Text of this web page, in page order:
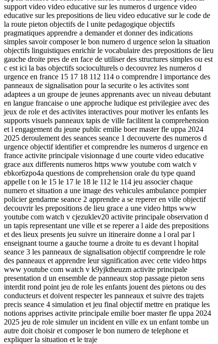
support video video educative sur les numeros d urgence video
educative sur les prepositions de lieu video educative sur le code de
la route pieton objectifs de l unite pedagogique objectifs
pragmatiques apprendre a demander et donner des indications
simples savoir composer le bon numero d urgence selon la situation
objectifs linguistiques enrichir le vocabulaire des prepositions de lieu
gauche droite pres de en face de utiliser des structures simples ou est
c est ici la bas objectifs socioculturels o decouvrez les numeros d
urgence en france 15 17 18 112 114 o comprendre l importance des
panneaux de signalisation pour la securite o les activites sont
adaptees a un groupe de jeunes apprenants avec un niveau debutant
en langue francaise o une approche ludique est privilegiee avec des
jeux de role et des activites interactives pour motiver les enfants les
supports visuels panneaux tapis de ville facilitent la comprehension
et l engagement du jeune public emilie boer master fle uppa 2024
2025 deroulement des seances seance 1 decouverte des numeros d
urgence objectif identifier et comprendre les numeros d urgence en
france activite principale visionnage d une courte video educative
grace aux differents numeros https www youtube com watch v
ebkor6zpo4a questions de comprehension orale du type quand
appelle t on le 15 le 17 le 18 le 112 le 114 jeu associer chaque
numero et situation a une image des vehicules ambulance pompier
policier gendarme seance 2 apprendre a se reperer en ville objectif
decouvrir les prepositions de lieu grace a une video https www
youtube com watch v cjezuklev20 activite principale observation d
un tapis representant une ville et se reperer a l aide des prepositions
et des lieux presents jeu suivre un itineraire donne a l oral par l
enseignant tourne a gauche tourne a droite tu es devant l hopital
seance 3 les panneaux de signalisation objectif comprendre le role
des panneaux et apprendre leur signification avec cette video https
www youtube com watch v k9yjktheuzm activite principale
presentation d un ensemble de panneaux stop passage pieton sens
interdit rond point jeu de role les enfants jouent des pietons ou des
conducteurs et doivent respecter les panneaux et suivre des trajets
precis seance 4 simulation et jeu final objectif mettre en pratique les
notions apprises activite principale emilie boer master fle uppa 2024
2025 jeu de role simuler un incident en ville ex un enfant tombe un
autre doit choisir et composer le bon numero de telephone et
expliquer la situation et le traje